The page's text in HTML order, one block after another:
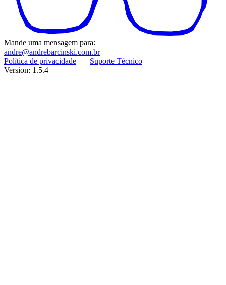
Mande uma mensagem para:
andre@andrebarcinski.com.br
Política de privacidade | Suporte Técnico
Version: 1.5.4